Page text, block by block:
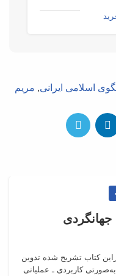
اسلامی ایرانی, مریم
جهانگردی
کتاب تشریح شده تدوین
کاربردی ـ عملیاتی